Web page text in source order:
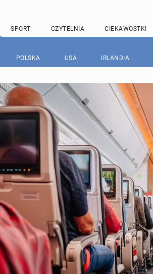
SPORT CZYTELNIA CIEKAWOSTKI
POLSKA USA IRLANDIA